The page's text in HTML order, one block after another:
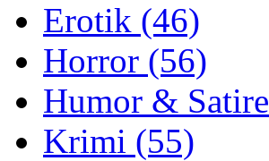
Erotik (46)
Horror (56)
Humor & Satire
Krimi (55)